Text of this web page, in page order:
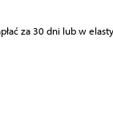
za 30 dni lub w